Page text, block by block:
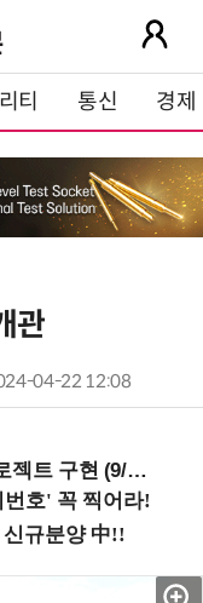
티 통신 경제
관
04-22 12:08
16 ~17 강남역)